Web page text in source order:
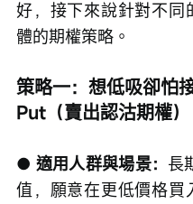
好，接下來說針對不同
體的期權策略。
策略一：想低吸卻怕
Put（賣出認沽期權）
● 適用人群與場景： 長
值，願意在更低價格買